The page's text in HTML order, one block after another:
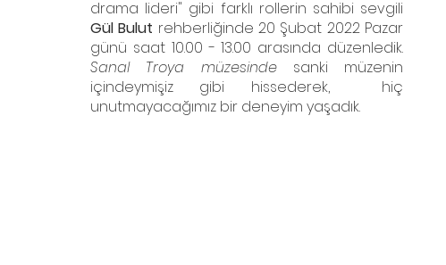
Gül Bulut rehberliğinde 20 Şubat 2022 Pazar
Sanal Troya müzesinde sanki müzenin
içindeymişiz gibi hissederek,  hiç
unutmayacağımız bir deneyim yaşadık.